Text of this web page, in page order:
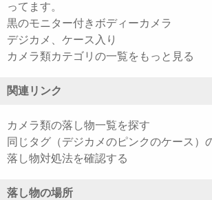
ってます。
黒のモニター付きボディーカメラ
デジカメ、ケース入り
カメラ類カテゴリの一覧をもっと見る
関連リンク
カメラ類の落し物一覧を探す
同じタグ（デジカメのピンクのケース）
落し物対処法を確認する
落し物の場所